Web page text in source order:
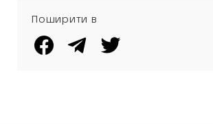
Поширити в